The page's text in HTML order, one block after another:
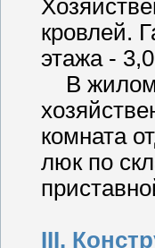
кровлей.
этажа -
В жилом
комната
люк по
III.